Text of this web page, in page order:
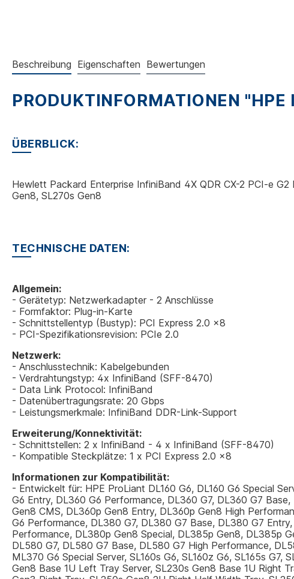
Beschreibung Eigenschaften Bewertungen
PRODUKTINFORMATIONEN
ÜBERBLICK:
Hewlett Packard Enterprise InfiniBand 4X QDR CX-2 PCI-e
Gen8, SL270s Gen8
TECHNISCHE DATEN:
Allgemein:
- Gerätetyp: Netzwerkadapter - 2 Anschlüsse
- Formfaktor: Plug-in-Karte
- Schnittstellentyp (Bustyp): PCI Express 2.0 x8
- PCI-Spezifikationsrevision: PCIe 2.0
Netzwerk:
- Anschlusstechnik: Kabelgebunden
- Verdrahtungstyp: 4x InfiniBand (SFF-8470)
- Data Link Protocol: InfiniBand
- Datenübertragungsrate: 20 Gbps
- Leistungsmerkmale: InfiniBand DDR-Link-Support
Erweiterung/Konnektivität:
- Schnittstellen: 2 x InfiniBand - 4 x InfiniBand (SFF-8470)
- Kompatible Steckplätze: 1 x PCI Express 2.0 x8
Informationen zur Kompatibilität:
- Entwickelt für: HPE ProLiant DL160 G6, DL160 G6 Special
G6 Entry, DL360 G6 Performance, DL360 G7, DL360 G7
Gen8 CMS, DL360p Gen8 Entry, DL360p Gen8 High
G6 Performance, DL380 G7, DL380 G7 Base, DL380 G7
Performance, DL380p Gen8 Special, DL385p Gen8, DL385p
DL580 G7, DL580 G7 Base, DL580 G7 High Performance,
ML370 G6 Special Server, SL160s G6, SL160z G6, SL165s
Gen8 Base 1U Left Tray Server, SL230s Gen8 Base 1U Right